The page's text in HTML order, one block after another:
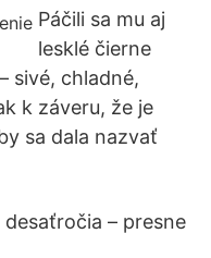
Páčili sa mu aj
lesklé čierne
sivé, chladné,
k záveru, že je
sa dala nazvať
– presne